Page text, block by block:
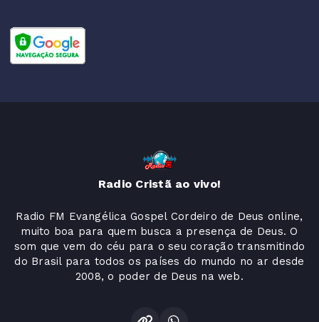
Radio Cristã ao vivo!
Radio FM Evangélica Gospel Cordeiro de Deus online,
muito boa para quem busca a presença de Deus. O
som que vem do céu para o seu coração transmitindo
do Brasil para todos os países do mundo no ar desde
2008, o poder de Deus na web.